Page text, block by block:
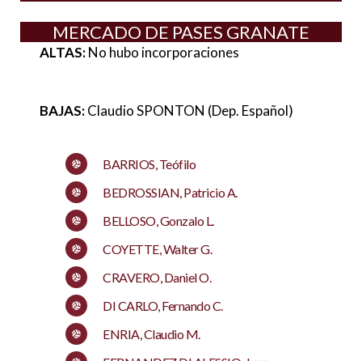
MERCADO DE PASES GRANATE
ALTAS:No hubo incorporaciones
BAJAS:Claudio SPONTON (Dep. Español)
BARRIOS, Teófilo
BEDROSSIAN, Patricio A.
BELLOSO, Gonzalo L.
COYETTE, Walter G.
CRAVERO, Daniel O.
DI CARLO, Fernando C.
ENRIA, Claudio M.